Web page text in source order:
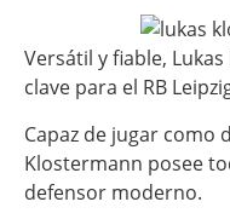
Versátil y fiable,
clave para el RB
Capaz de jugar como
Klostermann posee
defensor moderno.